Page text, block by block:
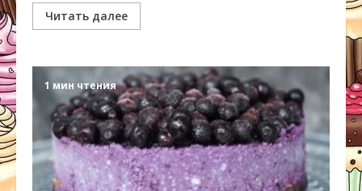
Читать далее
1 мин чтения